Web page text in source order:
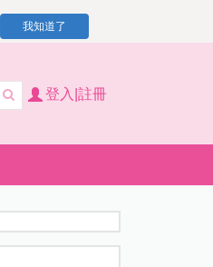
我知道了
登入|註冊